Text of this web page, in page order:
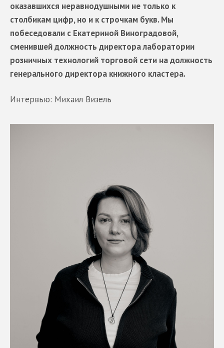
оказавшихся неравнодушными не только к
столбикам цифр, но и к строчкам букв. Мы
побеседовали с Екатериной Виноградовой,
сменившей должность директора лаборатории
розничных технологий торговой сети на должность
генерального директора книжного кластера.
Интервью: Михаил Визель